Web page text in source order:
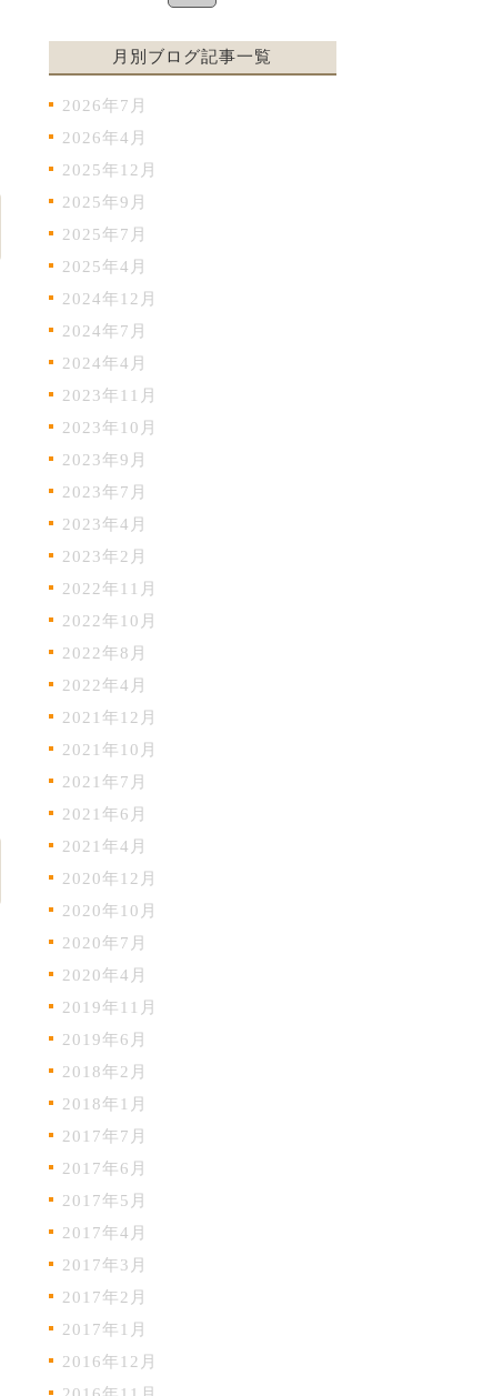
月別ブログ記事一覧
2026年7月
2026年4月
2025年12月
2025年9月
2025年7月
2025年4月
2024年12月
2024年7月
2024年4月
2023年11月
2023年10月
2023年9月
2023年7月
2023年4月
2023年2月
2022年11月
2022年10月
2022年8月
2022年4月
2021年12月
2021年10月
2021年7月
2021年6月
2021年4月
2020年12月
2020年10月
2020年7月
2020年4月
2019年11月
2019年6月
2018年2月
2018年1月
2017年7月
2017年6月
2017年5月
2017年4月
2017年3月
2017年2月
2017年1月
2016年12月